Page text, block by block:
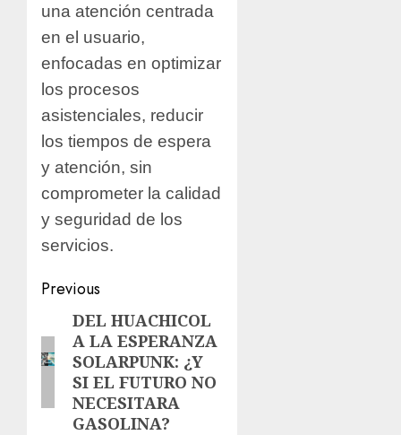
una atención centrada
en el usuario,
enfocadas en optimizar
los procesos
asistenciales, reducir
los tiempos de espera
y atención, sin
comprometer la calidad
y seguridad de los
servicios.
Previous
DEL HUACHICOL
A LA ESPERANZA
SOLARPUNK: ¿Y
SI EL FUTURO NO
NECESITARA
GASOLINA?